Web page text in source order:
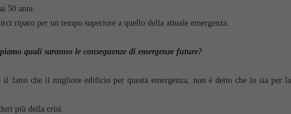
50 anni.
riparo per un tempo superiore a quello della attuale emergenza.
quali saranno le conseguenze di emergenze future?
fatto che il migliore edificio per questa emergenza, non è detto che lo sia per la
più della crisi.